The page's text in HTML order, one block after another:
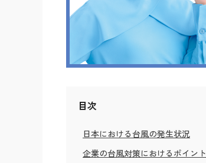
目次
日本における台風の発生状況
企業の台風対策におけるポイント